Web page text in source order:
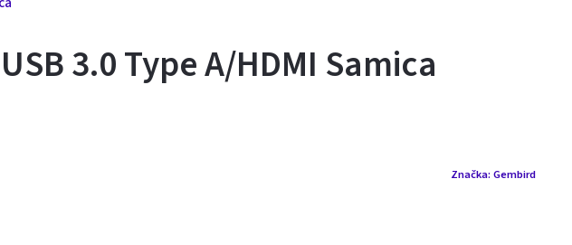
3.0 Type A/HDMI Samica
Značka: Gembird